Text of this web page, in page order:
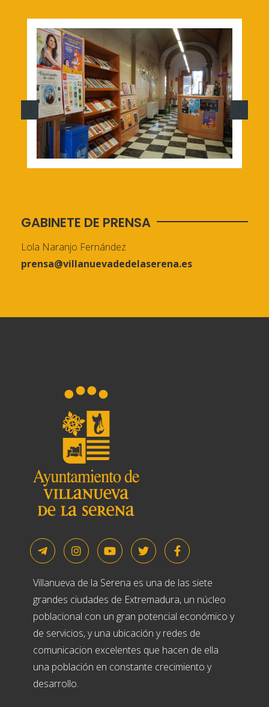
GABINETE DE PRENSA
Lola Naranjo Fernández
prensa@villanuevadedelaserena.es
Villanueva de la Serena es una de las siete
grandes ciudades de Extremadura, un núcleo
poblacional con un gran potencial económico y
de servicios, y una ubicación y redes de
comunicacion excelentes que hacen de ella
una población en constante crecimiento y
desarrollo.